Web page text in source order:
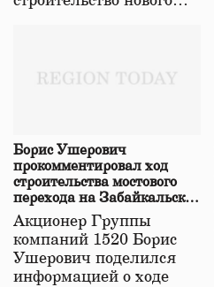
Борис Ушерович
прокомментировал ход
строительства мостового
перехода на Забайкальской
железной дороге
Акционер Группы
компаний 1520 Борис
Ушерович поделился
информацией о ходе